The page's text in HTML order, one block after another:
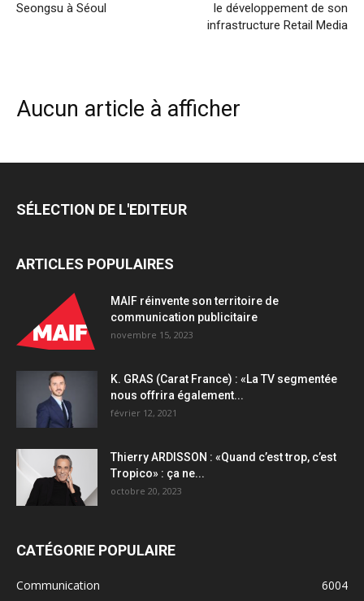
Seongsu à Séoul
le développement de son
infrastructure Retail Media
Aucun article à afficher
SÉLECTION DE L'EDITEUR
ARTICLES POPULAIRES
MAIF réinvente son territoire de
communication publicitaire
novembre 15, 2023
K. GRAS (Carat France) : «La TV segmentée
nous offrira également...
février 12, 2021
Thierry ARDISSON : «Quand c’est trop, c’est
Tropico» : ça ne...
octobre 20, 2023
CATÉGORIE POPULAIRE
Communication
6004